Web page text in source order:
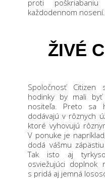
proti
každodennom nosení.
ŽIVÉ
Spoločnosť Citizen
hodinky by mali
nositeľa. Preto sa
dodávajú v rôznych
ktoré vyhovujú
V ponuke je
dodá vášmu
Tak isto aj
osviežujúci
s pridá aj jemná